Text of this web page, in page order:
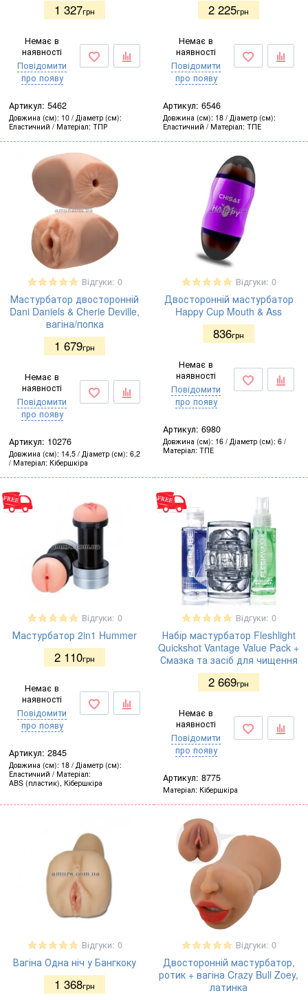
1 327грн
Немає в
наявності
Повідомити
про появу
Артикул: 5462
Довжина (см) 10 Діаметр (см)
Еластичний
Матеріал ТПР
2 225грн
Немає в
наявності
Повідомити
про появу
Артикул: 6546
Довжина (см) 18 Діаметр (см)
Еластичний
Матеріал ТПЕ
Відгуки: 0
Мастурбатор двосторонній
Dani Daniels & Cherie Deville,
вагіна/попка
1 679грн
Немає в
наявності
Повідомити
про появу
Артикул: 10276
Довжина (см) 14,5 Діаметр (см) 6,2
Матеріал Кібершкіра
Відгуки: 0
Двосторонній мастурбатор
Happy Cup Mouth & Ass
836грн
Немає в
наявності
Повідомити
про появу
Артикул: 6980
Довжина (см) 16 Діаметр (см) 6
Матеріал ТПЕ
Відгуки: 0
Мастурбатор 2in1 Hummer
2 110грн
Немає в
наявності
Повідомити
про появу
Артикул: 2845
Довжина (см) 18 Діаметр (см)
Еластичний
Матеріал
ABS (пластик), Кібершкіра
Відгуки: 0
Набір мастурбатор Fleshlight
Quickshot Vantage Value Pack +
Смазка та засіб для чищення
2 669грн
Немає в
наявності
Повідомити
про появу
Артикул: 8775
Матеріал Кібершкіра
Відгуки: 0
Вагіна Одна ніч у Бангкоку
1 368грн
Відгуки: 0
Двосторонній мастурбатор,
ротик + вагіна Crazy Bull Zoey,
латинка